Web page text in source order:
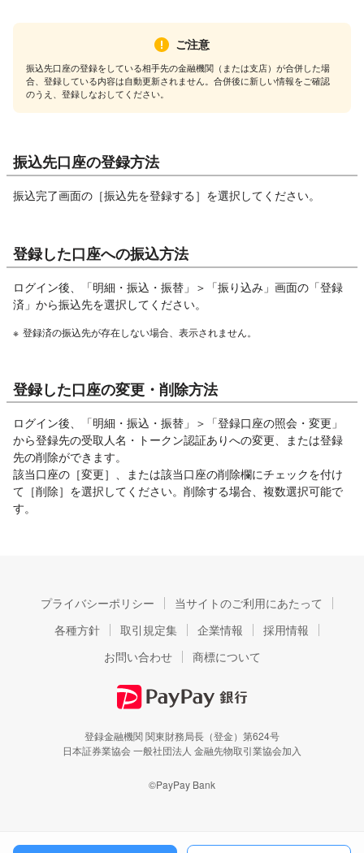
ご注意
振込先口座の登録をしている相手先の金融機関（または支店）が合併した場
合、登録している内容は自動更新されません。合併後に新しい情報をご確認
のうえ、登録しなおしてください。
振込先口座の登録方法
振込完了画面の［振込先を登録する］を選択してください。
登録した口座への振込方法
ログイン後、「明細・振込・振替」＞「振り込み」画面の「登録
済」から振込先を選択してください。
※ 登録済の振込先が存在しない場合、表示されません。
登録した口座の変更・削除方法
ログイン後、「明細・振込・振替」＞「登録口座の照会・変更」
から登録先の受取人名・トークン認証ありへの変更、または登録
先の削除ができます。
該当口座の［変更］、または該当口座の削除欄にチェックを付け
て［削除］を選択してください。削除する場合、複数選択可能で
す。
プライバシーポリシー
当サイトのご利用にあたって
各種方針
取引規定集 企業情報
採用情報
お問い合わせ
商標について
登録金融機関 関東財務局長（登金）第624号
日本証券業協会 一般社団法人 金融先物取引業協会加入
©PayPay Bank